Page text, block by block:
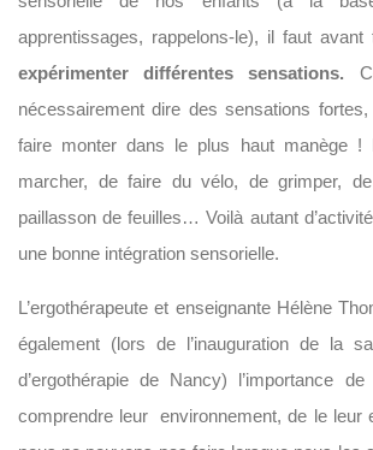
apprentissages, rappelons-le), il faut avant
expérimenter différentes sensations.
nécessairement dire des sensations
faire monter dans le plus haut manège !
marcher, de faire du vélo, de grimper,
paillasson de feuilles… Voilà autant
une bonne intégration sensorielle.
L’ergothérapeute et enseignante Hélène
également (lors de l’inauguration de la
d’ergothérapie de Nancy) l’importance
comprendre leur environnement, de le leur